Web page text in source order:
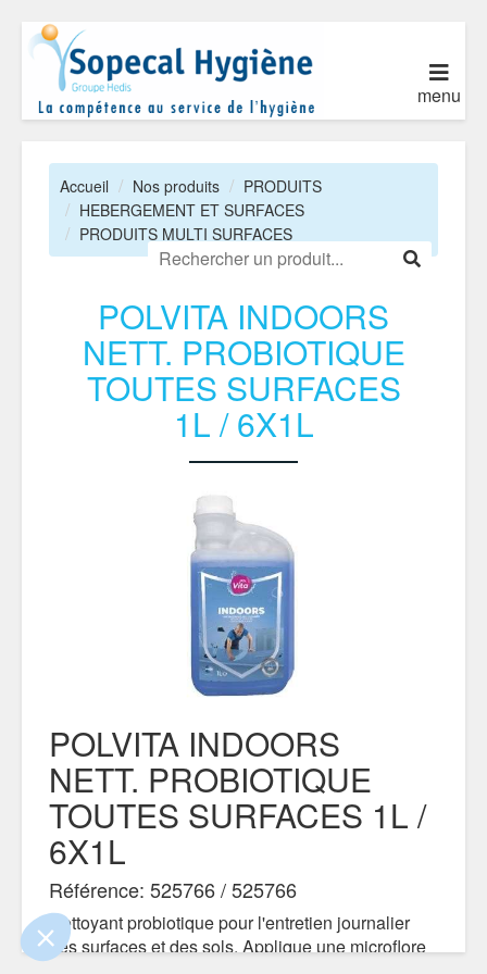
le contenu de ce site vous intéresse
on aimerait bien vous accompagner
certifiés par
Je choisis OK pour moi
menu
Accueil Nos produits
PRODUITS
HEBERGEMENT ET SURFACES
PRODUITS MULTI SURFACES
POLVITA INDOORS
NETT. PROBIOTIQUE
TOUTES SURFACES
1L / 6X1L
POLVITA INDOORS
NETT. PROBIOTIQUE
TOUTES SURFACES 1L /
6X1L
Référence: 525766 / 525766
Nettoyant probiotique pour l'entretien journalier
des surfaces et des sols. Applique une microflore